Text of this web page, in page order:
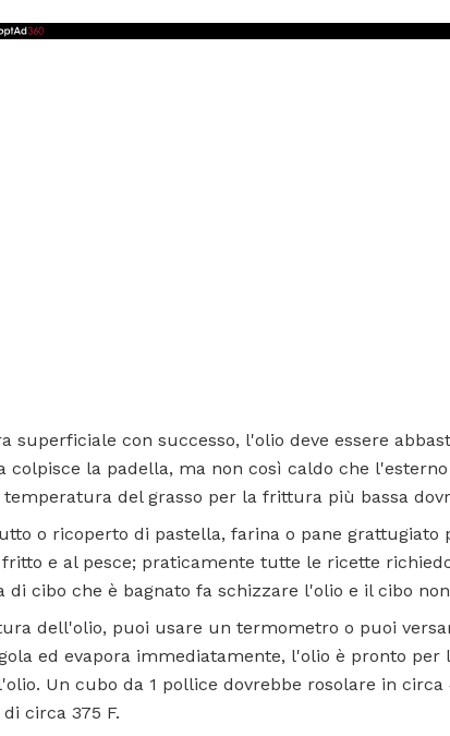
superficiale con successo, l'olio deve essere
colpisce la padella, ma non così caldo che
del grasso per la frittura più bassa
o ricoperto di pastella, farina o pane grattugiato
e al pesce; praticamente tutte le ricette
di cibo che è bagnato fa schizzare l'olio e il cibo
dell'olio, puoi usare un termometro o puoi
ed evapora immediatamente, l'olio è pronto per
Un cubo da 1 pollice dovrebbe rosolare in
circa 375 F.